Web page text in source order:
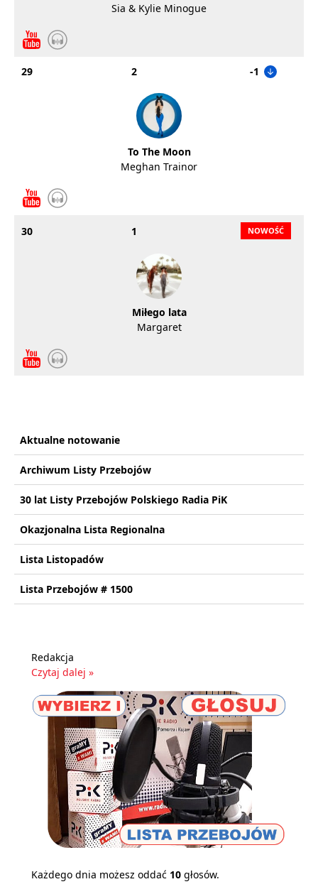
Sia & Kylie Minogue
29 2 -1
To The Moon
Meghan Trainor
30 1
Miłego lata
Margaret
Aktualne notowanie
Archiwum Listy Przebojów
30 lat Listy Przebojów Polskiego Radia PiK
Okazjonalna Lista Regionalna
Lista Listopadów
Lista Przebojów # 1500
Redakcja
Czytaj dalej »
Każdego dnia możesz oddać 10 głosów.